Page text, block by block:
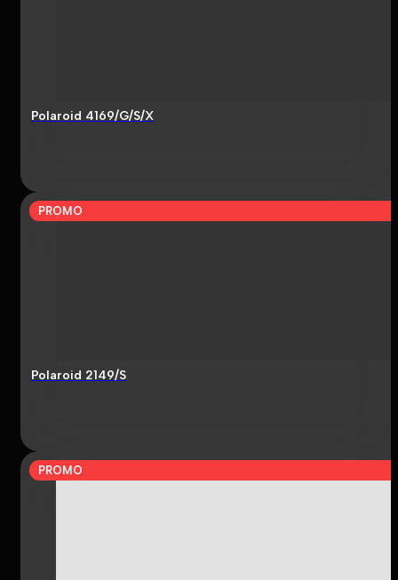
Polaroid 4169/G/S/X
PROMO
Polaroid 2149/S
PROMO